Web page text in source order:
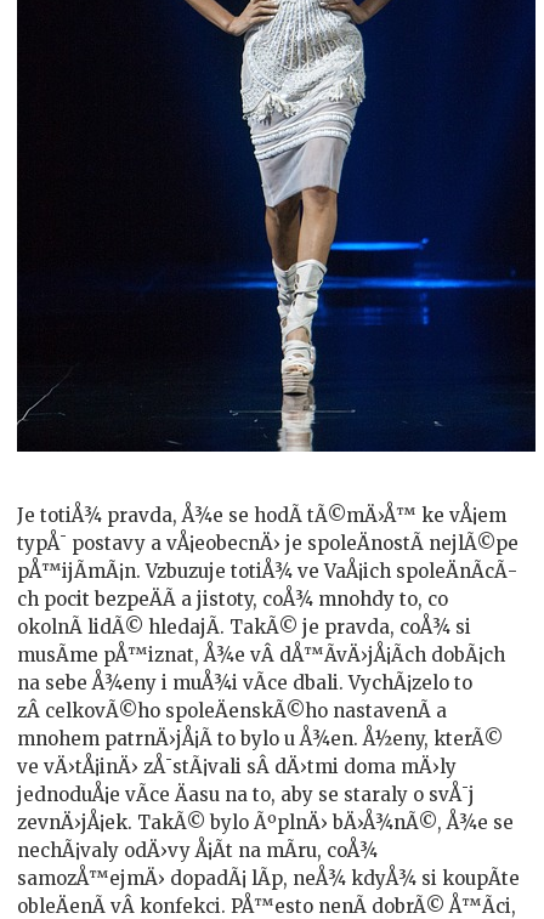
Je totiÅ¾ pravda, Å¾e se hodÃ­ tÃ©mÄ›Å™ ke vÅ¡em
typÅ¯ postavy a vÅ¡eobecnÄ› je spoleÄnostÃ­ nejlÃ©pe
pÅ™ijÃ­mÃ¡n. Vzbuzuje totiÅ¾ ve VaÅ¡ich spoleÄnÃ­cÃ­
ch pocit bezpeÄÃ­ a jistoty, coÅ¾ mnohdy to, co
okolnÃ­ lidÃ© hledajÃ­. TakÃ© je pravda, coÅ¾ si
musÃ­me pÅ™iznat, Å¾e vÂ dÅ™Ã­vÄ›jÅ¡Ã­ch dobÃ¡ch
na sebe Å¾eny i muÅ¾i vÃ­ce dbali. VychÃ¡zelo to
zÂ celkovÃ©ho spoleÄenskÃ©ho nastavenÃ­ a
mnohem patrnÄ›jÅ¡Ã­ to bylo u Å¾en. Å½eny, kterÃ©
ve vÄ›tÅ¡inÄ› zÅ¯stÃ¡vali sÂ dÄ›tmi doma mÄ›ly
jednoduÅ¡e vÃ­ce Äasu na to, aby se staraly o svÅ¯j
zevnÄ›jÅ¡ek. TakÃ© bylo ÃºplnÄ› bÄ›Å¾nÃ©, Å¾e se
nechÃ¡valy odÄ›vy Å¡Ã­t na mÃ­ru, coÅ¾
samozÅ™ejmÄ› dopadÃ¡ lÃ­p, neÅ¾ kdyÅ¾ si koupÃ­te
obleÄenÃ­ vÂ konfekci. PÅ™esto nenÃ­ dobrÃ© Å™Ã­ci,